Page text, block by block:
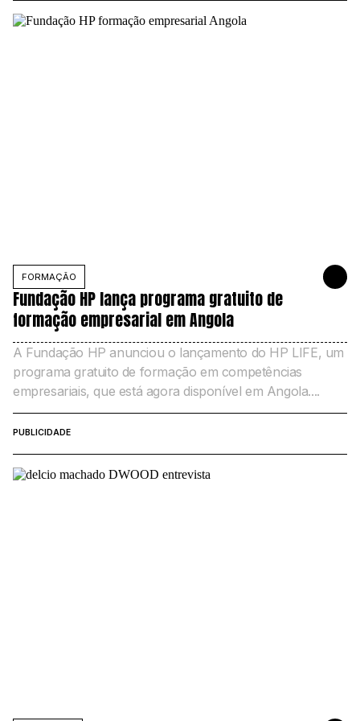
FORMAÇÃO 3 DE
Fundação HP lança programa gratuito de
formação empresarial em Angola
A Fundação HP anunciou o lançamento do HP LIFE, um
programa gratuito de formação em competências
empresariais, que está agora disponível em Angola....
PUBLICIDADE